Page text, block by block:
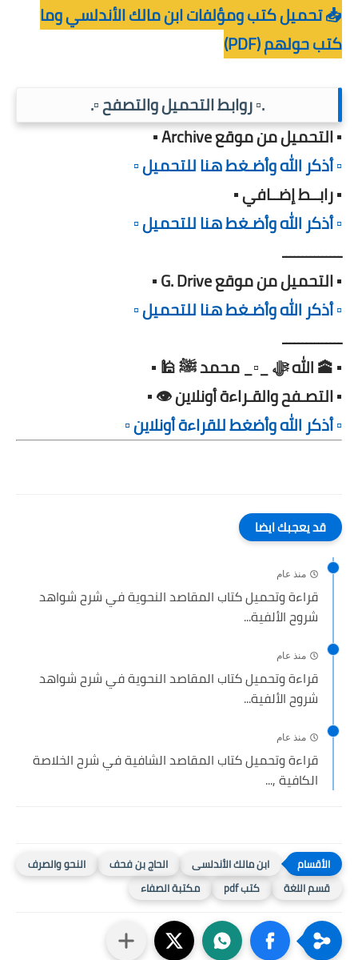
📥 تحميل كتب ومؤلفات ابن مالك الأندلسي وما
كتب حولهم (PDF)
.▫️ روابط التحميل والتصفح ▫️.
▪️ التحميل من موقع Archive ▪️
▫️ أذكر الله وأضـغط هنا للتحميل ▫️
▪️ رابــط إضــافي ▪️
▫️ أذكر الله وأضـغط هنا للتحميل ▫️
ـــــــــــــــ
▪️ التحميل من موقع G. Drive ▪️
▫️ أذكر الله وأضـغط هنا للتحميل ▫️
ـــــــــــــــ
▪️ 🕋 الله ﷻ _▫️_ محمد ﷺ 🕌 ▪️
▪️ التصـفح والقـراءة أونلاين 👁️ ▪️
▫️ أذكر الله وأضغط للقراءة أونلاين ▫️
قد يعجبك ايضا
منذ عام
قراءة وتحميل كتاب المقاصد النحوية في شرح شواهد
شروح الألفية...
منذ عام
قراءة وتحميل كتاب المقاصد النحوية في شرح شواهد
شروح الألفية...
منذ عام
قراءة وتحميل كتاب المقاصد الشافية في شرح الخلاصة
الكافية ,...
ابن مالك الأندلسى الحاج بن فحف
النحو والصرف
قسم اللغة
كتب pdf مكتبة الصفاء